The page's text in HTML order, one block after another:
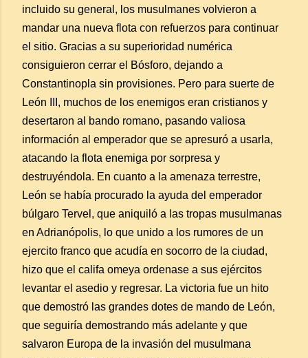
incluido su general, los musulmanes volvieron a
mandar una nueva flota con refuerzos para continuar
el sitio. Gracias a su superioridad numérica
consiguieron cerrar el Bósforo, dejando a
Constantinopla sin provisiones. Pero para suerte de
León III, muchos de los enemigos eran cristianos y
desertaron al bando romano, pasando valiosa
información al emperador que se apresuró a usarla,
atacando la flota enemiga por sorpresa y
destruyéndola. En cuanto a la amenaza terrestre,
León se había procurado la ayuda del emperador
búlgaro Tervel, que aniquiló a las tropas musulmanas
en Adrianópolis, lo que unido a los rumores de un
ejercito franco que acudía en socorro de la ciudad,
hizo que el califa omeya ordenase a sus ejércitos
levantar el asedio y regresar. La victoria fue un hito
que demostró las grandes dotes de mando de León,
que seguiría demostrando más adelante y que
salvaron Europa de la invasión del musulmana